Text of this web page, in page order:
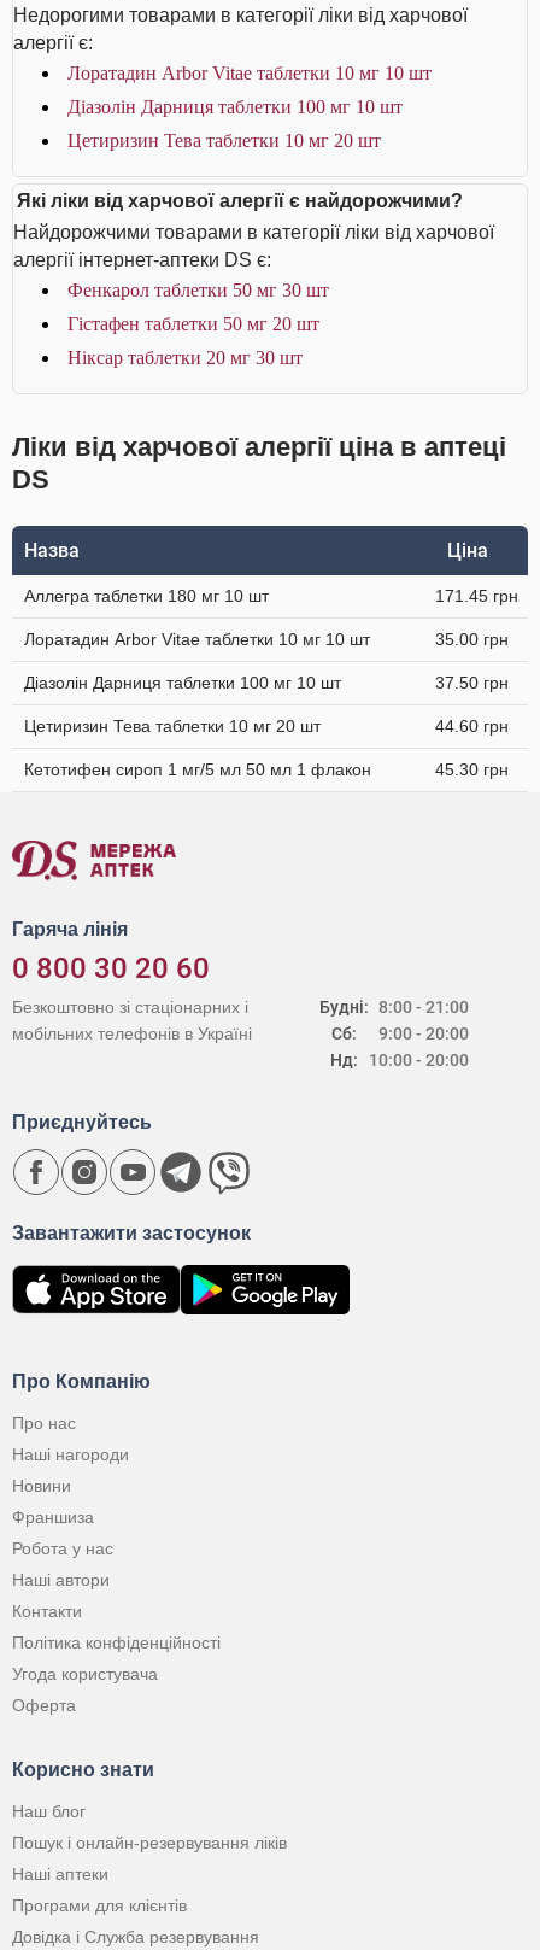
Недорогими товарами в категорії ліки від харчової
алергії є:
Лоратадин Arbor Vitae таблетки 10 мг 10 шт
Діазолін Дарниця таблетки 100 мг 10 шт
Цетиризин Тева таблетки 10 мг 20 шт
Які ліки від харчової алергії є найдорожчими?
Найдорожчими товарами в категорії ліки від харчової
алергії інтернет-аптеки DS є:
Фенкарол таблетки 50 мг 30 шт
Гістафен таблетки 50 мг 20 шт
Ніксар таблетки 20 мг 30 шт
Ліки від харчової алергії ціна в аптеці
DS
Назва Ціна
Аллегра таблетки 180 мг 10 шт 171.45 грн
Лоратадин Arbor Vitae таблетки 10 мг 10 шт 35.00 грн
Діазолін Дарниця таблетки 100 мг 10 шт 37.50 грн
Цетиризин Тева таблетки 10 мг 20 шт 44.60 грн
Кетотифен сироп 1 мг/5 мл 50 мл 1 флакон 45.30 грн
Гаряча лінія
0 800 30 20 60
Будні:
Сб:
Нд:
8:00 - 21:00
9:00 - 20:00
10:00 - 20:00
Безкоштовно зі стаціонарних і
мобільних телефонів в Україні
Про Компанію
Про нас
Наші нагороди
Новини
Франшиза
Робота у нас
Наші автори
Контакти
Політика конфіденційності
Угода користувача
Оферта
Корисно знати
Наш блог
Пошук і онлайн-резервування ліків
Наші аптеки
Програми для клієнтів
Довідка і Служба резервування
Завантажити застосунок
Приєднуйтесь